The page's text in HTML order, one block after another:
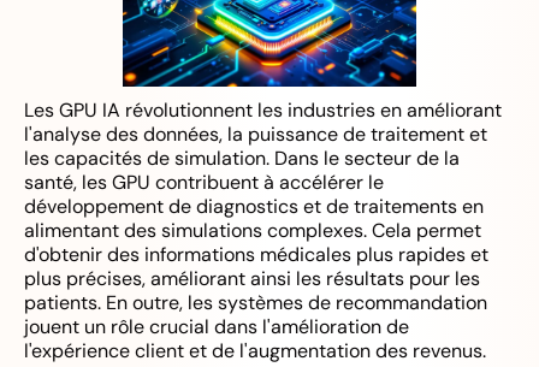
Les GPU IA révolutionnent les industries en améliorant
l'analyse des données, la puissance de traitement et
les capacités de simulation. Dans le secteur de la
santé, les GPU contribuent à accélérer le
développement de diagnostics et de traitements en
alimentant des simulations complexes. Cela permet
d'obtenir des informations médicales plus rapides et
plus précises, améliorant ainsi les résultats pour les
patients. En outre, les systèmes de recommandation
jouent un rôle crucial dans l'amélioration de
l'expérience client et de l'augmentation des revenus.